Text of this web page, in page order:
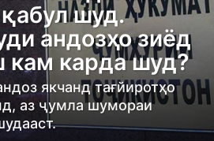
шуд.
андозҳо зиёд
кам карда шуд?
якчанд тағйиротҳо
аз ҷумла шумораи